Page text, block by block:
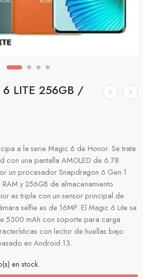
6 LITE 256GB /
a la serie Magic 6 de Honor. Se trata
con una pantalla AMOLED de 6.78
un procesador Snapdragon 6 Gen 1
y 256GB de almacenamiento
es triple con un sensor principal de
selfie es de 16MP. El Magic 6 Lite se
5300 mAh con soporte para carga
con lector de huellas bajo
en Android 13.
en stock.